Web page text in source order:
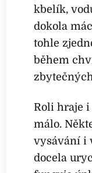
kbelík,
dokola
tohle
během
Roli hraje
málo.
vysávání i
docela